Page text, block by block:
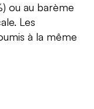
ou au barème
Les
à la même